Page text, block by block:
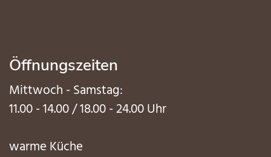
Öffnungszeiten
Mittwoch - Samstag:
11.00 - 14.00 / 18.00 - 24.00 Uhr
warme Küche